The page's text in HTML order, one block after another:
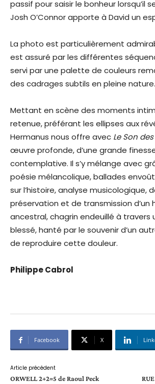
passif pour saisir le bonheur lorsqu’il
Josh O’Connor apporte à David un
La photo est particulièrement
est assuré par les différentes
servi par une palette de couleurs
des cadrages subtils en pleine nature.
Mettant en scène des moments
retenue, préférant les ellipses aux
Hermanus nous offre avec Le Son
œuvre profonde, d’une grande
contemplative. Il s’y mélange avec
poésie mélancolique, ballades
sur l’histoire, analyse musicologique,
préservation et de transmission d’un
ancestral, chagrin endeuillé à travers
blessé, hanté par le souvenir d’un
de reproduire cette douleur.
Philippe Cabrol
Facebook X
Article précédent
ORWELL 2+2=5 de Raoul Peck